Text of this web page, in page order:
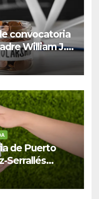
convocatoria
William J.
del
de Puerto
Serrallés
para